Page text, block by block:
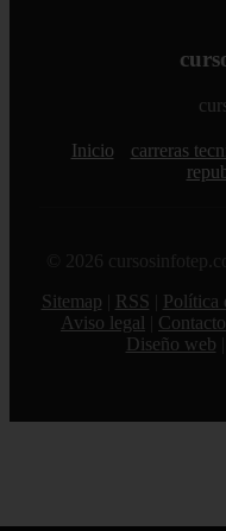
Inicio carreras
© 2026
Sitemap
RSS Política
Aviso legal
Contacto
Diseño web